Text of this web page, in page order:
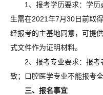
1、报考学历要求：学
生需在2021年7月30日前取
经报考的主基地同意，可提
式文件作为证明材料。
2、报考专业要求：报
致；口腔医学专业不能报考
三、报名事宜